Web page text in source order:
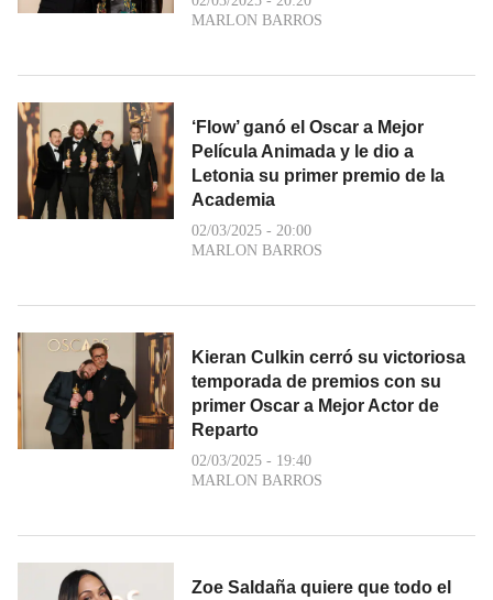
MARLON BARROS
‘Flow’ ganó el Oscar a Mejor
Película Animada y le dio a
Letonia su primer premio de la
Academia
02/03/2025 - 20:00
MARLON BARROS
Kieran Culkin cerró su victoriosa
temporada de premios con su
primer Oscar a Mejor Actor de
Reparto
02/03/2025 - 19:40
MARLON BARROS
Zoe Saldaña quiere que todo el